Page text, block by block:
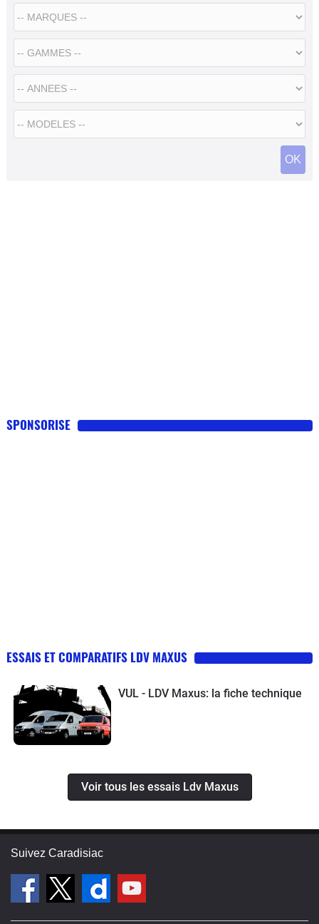
SPONSORISE
ESSAIS ET COMPARATIFS LDV MAXUS
VUL - LDV Maxus: la fiche technique
Voir tous les essais Ldv Maxus
Suivez Caradisiac